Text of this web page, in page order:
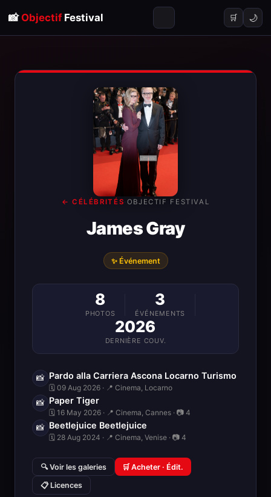
📸 ObjectifFestival 🛒 🌙
← CÉLÉBRITÉS· OBJECTIF FESTIVAL
James Gray
✨ Événement
8
PHOTOS
3
ÉVÉNEMENTS
2026
DERNIÈRE COUV.
📸 Pardo alla Carriera Ascona Locarno Turismo
🗓 09 Aug 2026 · 📍 Cinema, Locarno
📸 Paper Tiger
🗓 16 May 2026 · 📍 Cinema, Cannes · 📷 4
📸 Beetlejuice Beetlejuice
🗓 28 Aug 2024 · 📍 Cinema, Venise · 📷 4
🔍 Voir les galeries 🛒 Acheter · Édit.
📋 Licences